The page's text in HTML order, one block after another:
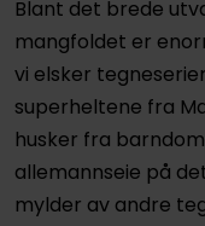
Blant det brede
mangfoldet er
vi elsker
superheltene fra
husker fra
allemannseie på
mylder av andre